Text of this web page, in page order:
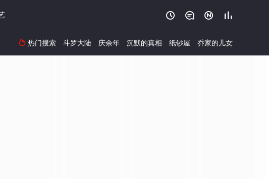
   
 热门搜索 斗罗大陆 庆余年 沉默的真相 纸钞屋 乔家的儿女